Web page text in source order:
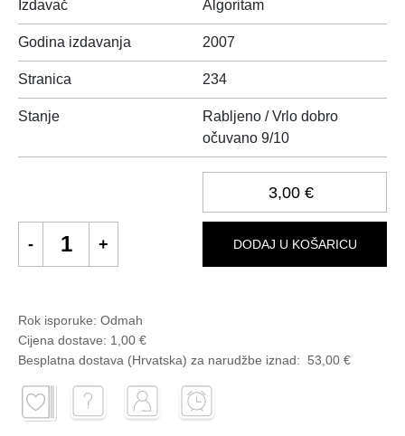
Izdavač Algoritam
Godina izdavanja 2007
Stranica 234
Stanje
Rabljeno / Vrlo dobro
očuvano 9/10
3,00 €
DODAJ U KOŠARICU
Rok isporuke: Odmah
Cijena dostave: 1,00 €
Besplatna dostava (Hrvatska) za narudžbe iznad: 53,00 €